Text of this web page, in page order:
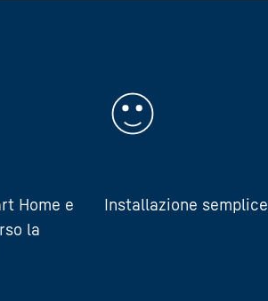
Home e
la
Installazione semplice